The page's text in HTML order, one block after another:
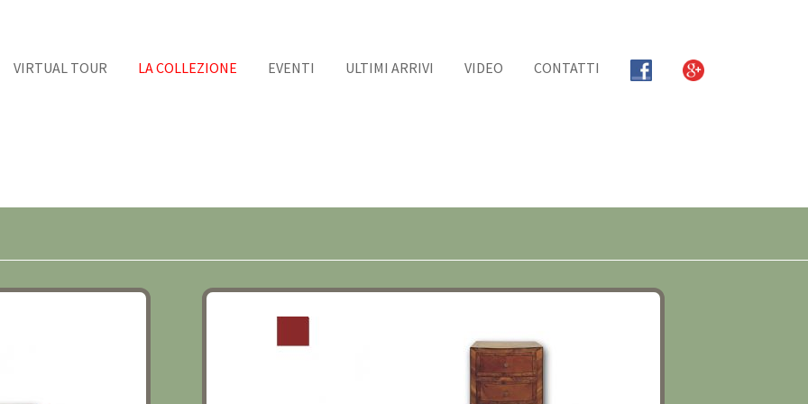
VIRTUAL TOUR LA COLLEZIONE EVENTI ULTIMI ARRIVI VIDEO CONTATTI